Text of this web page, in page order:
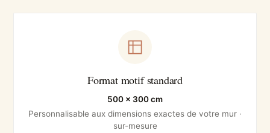
Format motif standard
500 × 300 cm
Personnalisable aux dimensions exactes de votre mur ·
sur-mesure